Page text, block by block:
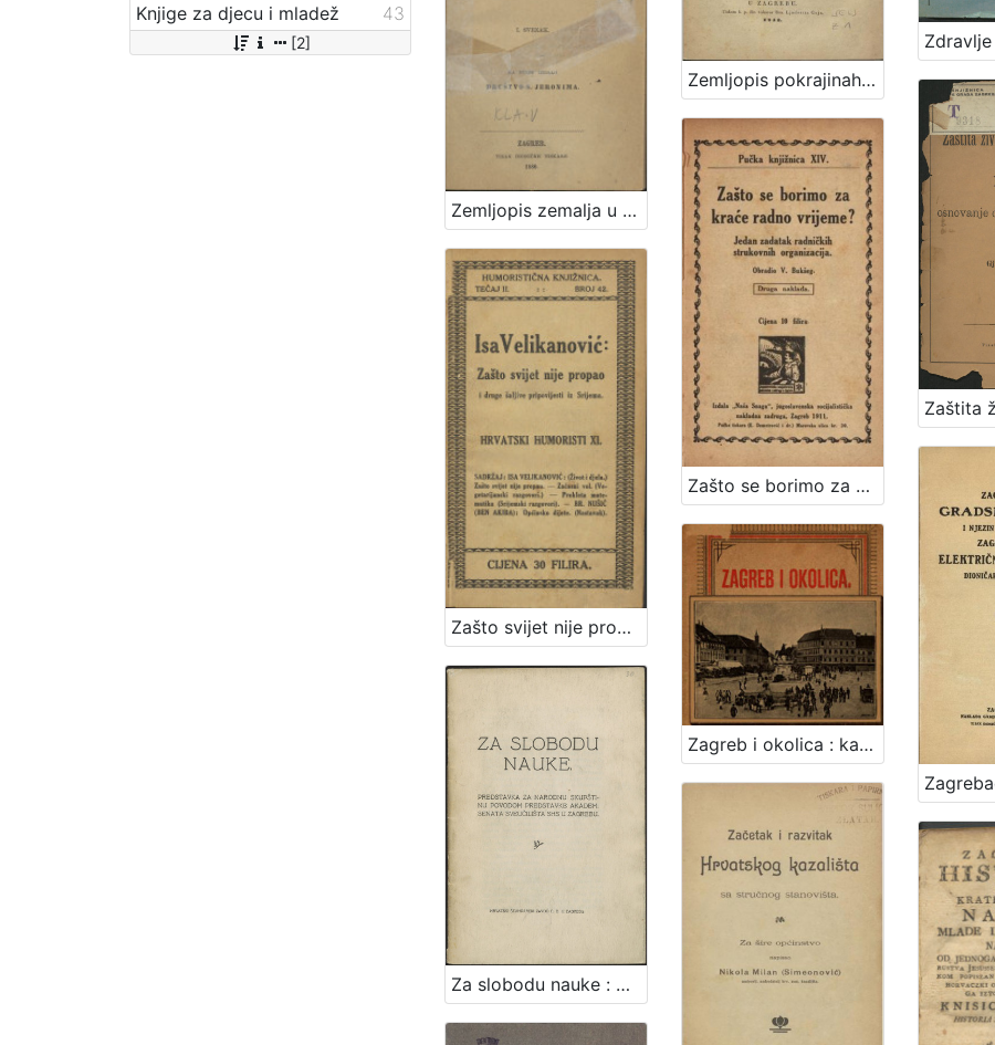
Knjige za djecu i mladež
43
[2]
Zemljopis zemalja u kojih obitavaju Hrvati
Zemljopis pokrajinah ilirskih iliti Ogledalo zemlje, na kojoj pribiva narod ilirsko-slavjanski sa opisanjem berdah, potokah, gradovah i znatniih mestah polag sadanjeg stališa, s kratkim dogodopisnim dodatkom i priloženim krajobrazom iliti mapom / od Dragutina Seljana
Zašto svijet nije propao i druge šaljive pripovijesti iz Srijema / Isa Velikanović
Zašto se borimo za kraće radno vrijeme? : jedan zadatak radničkih strukovnih organizacija / obradio V. Bukšeg
Za slobodu nauke : predstavka za Narodnu skupštinu povodom predstavke Akadem. senata Sveučilišta SHS u Zagrebu / [Branko Vodnik ... et al.]
Zagreb i okolica : kažiput za urodjenike i strance : sa 43 slike i 2 nacrta / složio A. Hudovski